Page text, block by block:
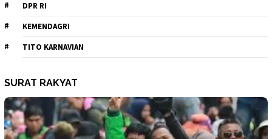
DPR RI
KEMENDAGRI
TITO KARNAVIAN
SURAT RAKYAT